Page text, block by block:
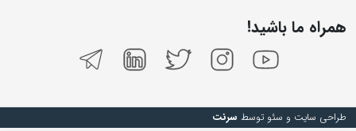
همراه ما باشید!
طراحی سایت و سئو توسط سرنت